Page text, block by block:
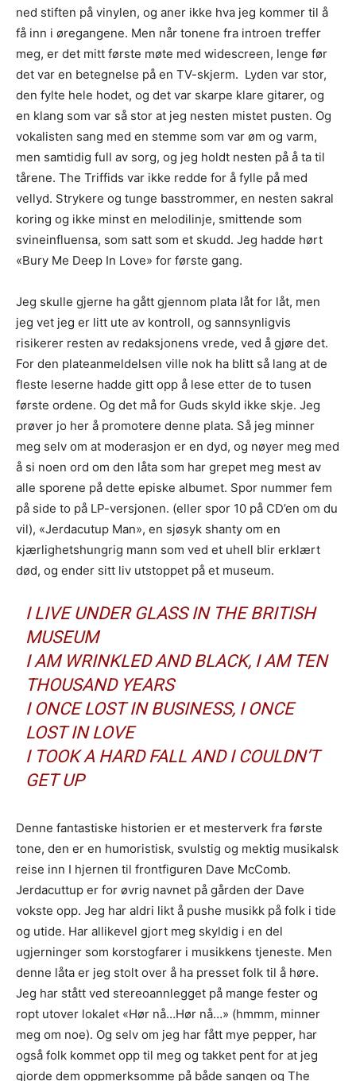
ned stiften på vinylen, og aner ikke hva jeg kommer til å
få inn i øregangene. Men når tonene fra introen treffer
meg, er det mitt første møte med widescreen, lenge før
det var en betegnelse på en TV-skjerm. Lyden var stor,
den fylte hele hodet, og det var skarpe klare gitarer, og
en klang som var så stor at jeg nesten mistet pusten. Og
vokalisten sang med en stemme som var øm og varm,
men samtidig full av sorg, og jeg holdt nesten på å ta til
tårene. The Triffids var ikke redde for å fylle på med
vellyd. Strykere og tunge basstrommer, en nesten sakral
koring og ikke minst en melodilinje, smittende som
svineinfluensa, som satt som et skudd. Jeg hadde hørt
«Bury Me Deep In Love» for første gang.
Jeg skulle gjerne ha gått gjennom plata låt for låt, men
jeg vet jeg er litt ute av kontroll, og sannsynligvis
risikerer resten av redaksjonens vrede, ved å gjøre det.
For den plateanmeldelsen ville nok ha blitt så lang at de
fleste leserne hadde gitt opp å lese etter de to tusen
første ordene. Og det må for Guds skyld ikke skje. Jeg
prøver jo her å promotere denne plata. Så jeg minner
meg selv om at moderasjon er en dyd, og nøyer meg med
å si noen ord om den låta som har grepet meg mest av
alle sporene på dette episke albumet. Spor nummer fem
på side to på LP-versjonen. (eller spor 10 på CD’en om du
vil), «Jerdacutup Man», en sjøsyk shanty om en
kjærlighetshungrig mann som ved et uhell blir erklært
død, og ender sitt liv utstoppet på et museum.
I LIVE UNDER GLASS IN THE BRITISH
MUSEUM
I AM WRINKLED AND BLACK, I AM TEN
THOUSAND YEARS
I ONCE LOST IN BUSINESS, I ONCE
LOST IN LOVE
I TOOK A HARD FALL AND I COULDN’T
GET UP
Denne fantastiske historien er et mesterverk fra første
tone, den er en humoristisk, svulstig og mektig musikalsk
reise inn I hjernen til frontfiguren Dave McComb.
Jerdacuttup er for øvrig navnet på gården der Dave
vokste opp. Jeg har aldri likt å pushe musikk på folk i tide
og utide. Har allikevel gjort meg skyldig i en del
ugjerninger som korstogfarer i musikkens tjeneste. Men
denne låta er jeg stolt over å ha presset folk til å høre.
Jeg har stått ved stereoannlegget på mange fester og
ropt utover lokalet «Hør nå…Hør nå…» (hmmm, minner
meg om noe). Og selv om jeg har fått mye pepper, har
også folk kommet opp til meg og takket pent for at jeg
gjorde dem oppmerksomme på både sangen og The